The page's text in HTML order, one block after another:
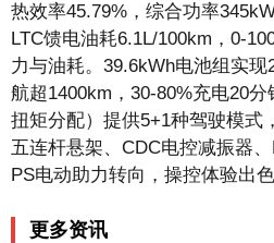
热效率45.79%，综合功率
LTC馈电油耗6.1L/100km，0-
力与油耗。39.6kWh电池组实
航超1400km，30-80%充电20
扭矩分配）提供5+1种驾驶模式
五连杆悬架、CDC电控减振器
PS电动助力转向，操控体验出色
更多资讯